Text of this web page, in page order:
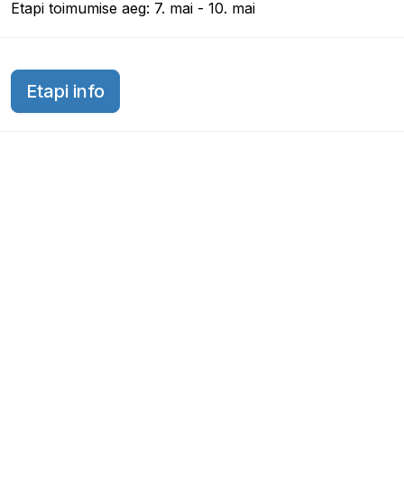
Etapi toimumise aeg: 7. mai - 10. mai
Etapi info